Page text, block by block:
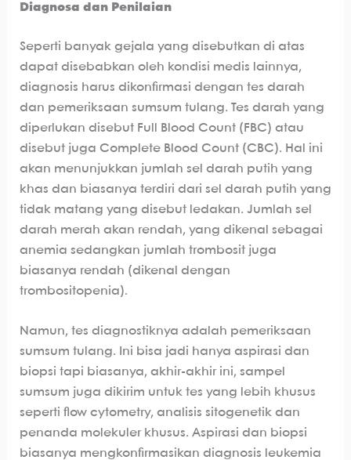
Diagnosa dan Penilaian
Seperti banyak gejala yang disebutkan di atas
dapat disebabkan oleh kondisi medis lainnya,
diagnosis harus dikonfirmasi dengan tes darah
dan pemeriksaan sumsum tulang. Tes darah yang
diperlukan disebut Full Blood Count (FBC) atau
disebut juga Complete Blood Count (CBC). Hal ini
akan menunjukkan jumlah sel darah putih yang
khas dan biasanya terdiri dari sel darah putih yang
tidak matang yang disebut ledakan. Jumlah sel
darah merah akan rendah, yang dikenal sebagai
anemia sedangkan jumlah trombosit juga
biasanya rendah (dikenal dengan
trombositopenia).
Namun, tes diagnostiknya adalah pemeriksaan
sumsum tulang. Ini bisa jadi hanya aspirasi dan
biopsi tapi biasanya, akhir-akhir ini, sampel
sumsum juga dikirim untuk tes yang lebih khusus
seperti flow cytometry, analisis sitogenetik dan
penanda molekuler khusus. Aspirasi dan biopsi
biasanya mengkonfirmasikan diagnosis leukemia